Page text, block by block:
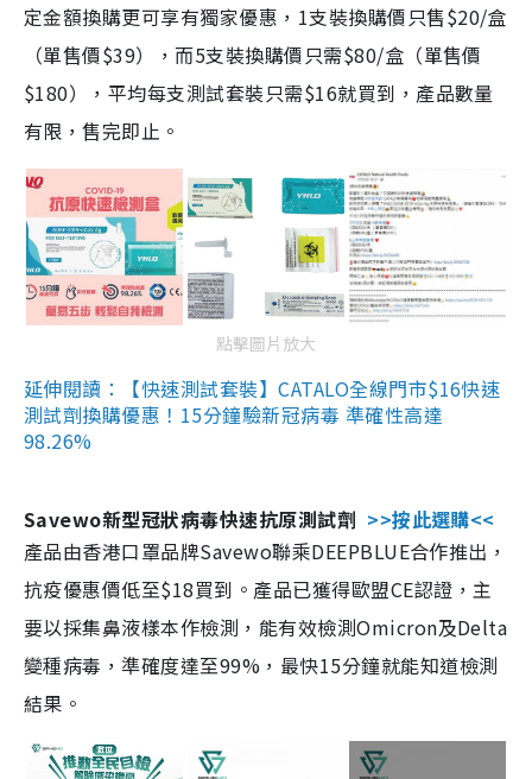
定金額換購更可享有獨家優惠，1支裝換購價只售$20/盒
（單售價$39），而5支裝換購價只需$80/盒（單售價
$180），平均每支測試套裝只需$16就買到，產品數量
有限，售完即止。
點擊圖片放大
延伸閱讀：【快速測試套裝】CATALO全線門市$16快速
測試劑換購優惠！15分鐘驗新冠病毒 準確性高達
98.26%
Savewo新型冠狀病毒快速抗原測試劑 >>按此選購<<
產品由香港口罩品牌Savewo聯乘DEEPBLUE合作推出，
抗疫優惠價低至$18買到。產品已獲得歐盟CE認證，主
要以採集鼻液樣本作檢測，能有效檢測Omicron及Delta
變種病毒，準確度達至99%，最快15分鐘就能知道檢測
結果。